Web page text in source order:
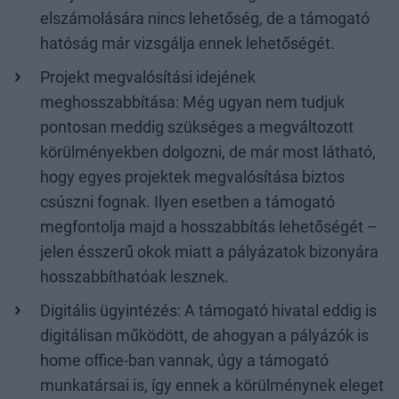
elszámolására nincs lehetőség, de a támogató
hatóság már vizsgálja ennek lehetőségét.
Projekt megvalósítási idejének
meghosszabbítása: Még ugyan nem tudjuk
pontosan meddig szükséges a megváltozott
körülményekben dolgozni, de már most látható,
hogy egyes projektek megvalósítása biztos
csúszni fognak. Ilyen esetben a támogató
megfontolja majd a hosszabbítás lehetőségét –
jelen ésszerű okok miatt a pályázatok bizonyára
hosszabbíthatóak lesznek.
Digitális ügyintézés: A támogató hivatal eddig is
digitálisan működött, de ahogyan a pályázók is
home office-ban vannak, úgy a támogató
munkatársai is, így ennek a körülménynek eleget